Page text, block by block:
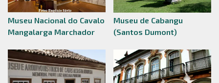
Museu Nacional do Cavalo
Mangalarga Marchador
Museu de Cabangu
(Santos Dumont)